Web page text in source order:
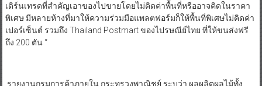
เปอร์เซ็นต์ รวมถึง Thailand Postmart ของไปรษณีย์ไทย ที่ให้ขนส่งฟรี
ถึง 200 ตัน “
รวม 844,003 ตันเพิ่มขึ้นจากปีก่อน 9.6% ได้แก่ ทุเรียน มังคุด เงาะ